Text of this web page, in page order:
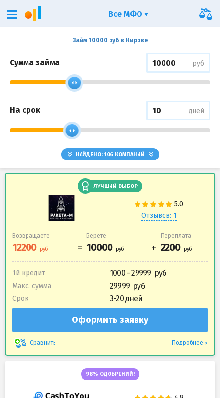
Займ 10000 руб в Кирове
Сумма займа руб
На срок дней
НАЙДЕНО:106КОМПАНИЙ
ЛУЧШИЙ ВЫБОР
Отзывов: 1
Возвращаете Берете Переплата
1й кредит 1000 - 29999
Макс. сумма 29999
Срок 3-20 дней
Оформить заявку
Сравнить Подробнее
98% ОДОБРЕНИЙ!
Все МФО